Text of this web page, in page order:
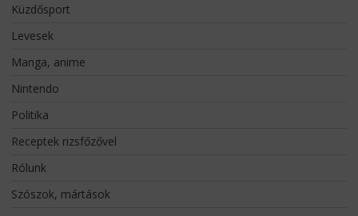
Küzdősport
Levesek
Manga, anime
Nintendo
Politika
Receptek rizsfőzővel
Rólunk
Szószok, mártások